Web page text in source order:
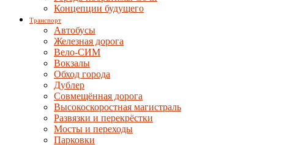
Концепции будущего
Транспорт
Автобусы
Железная дорога
Вело-СИМ
Вокзалы
Обход города
Дублер
Совмещённая дорога
Высокоскоростная магистраль
Развязки и перекрёстки
Мосты и переходы
Парковки